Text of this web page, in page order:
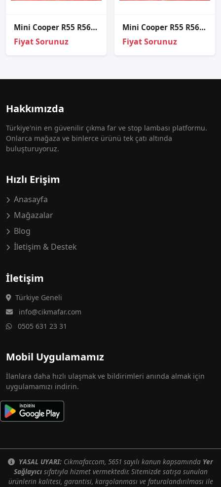
Mini Cooper R55 R56 R57 Xenon Sağ Sol Far Sıfır Orj
Fiyat Sorunuz
Mini Cooper R55 R56 R57 Xenon Sol Far Sıfır Orj
Fiyat Sorunuz
Hakkımızda
Türkiye'nin en güvenilir çıkma far ve stop lambası platformu.
Onlarca mağaza ve binlerce ürünü tek çatı altında
buluşturuyoruz.
Hızlı Erişim
Anasayfa
Mağazalar
Blog
İletişim & Destek
İletişim
Türkiye Geneli
info@cikmafar.com
0505 631 23 31
Mobil Uygulamamız
İlanlara daha hızlı ulaşmak ve bildirimleri anında almak için
uygulamamızı indirin.
YASAL UYARI: Cikmafar.com, 5651 sayılı kanun kapsamında Yer
Sağlayıcısıfatıyla hizmet vermektedir. Sitemizde satışa sunulan
ürünlerin kalitesi, garantisi, kargolanması ve faturalandırılması ile